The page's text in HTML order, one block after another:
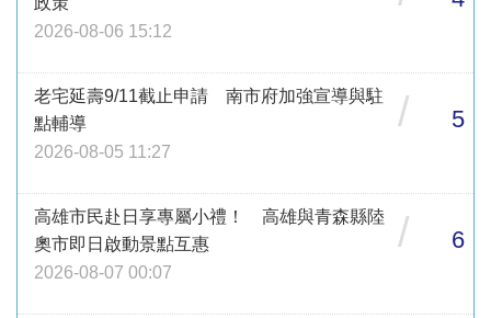
2026-08-06 15:12
老宅延壽9/11截止申請 南市府加強宣導與駐
點輔導
2026-08-05 11:27
/ 5
高雄市民赴日享專屬小禮！ 高雄與青森縣陸
奧市即日啟動景點互惠
2026-08-07 00:07
/ 6